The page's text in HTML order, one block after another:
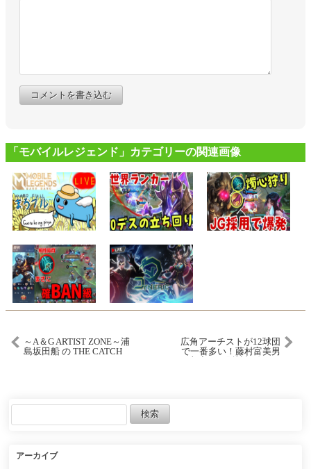
コメントを書き込む
「モバイルレジェンド」カテゴリーの関連画像
～A＆G ARTIST ZONE～浦
島坂田船 の THE CATCH
広角アーチストが12球団
で一番多い！藤村富美男
アーカイブ